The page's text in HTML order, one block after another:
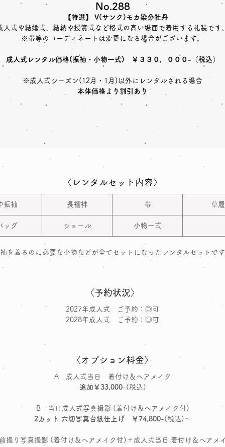
No.288
【特選】 V(サンク)モカ染分牡丹
人式や結婚式、結納や授賞式など格式の高い場面で着用する礼装です
※帯等のコーディネートは変更になる場合がございます。
成人式レンタル価格(振袖・小物一式) ￥３３０，０００-（税込）
※成人式シーズン(12月・1月)以外にレンタルされる場合
本体価格より割引あり
〈レンタルセット内容〉
振袖 長襦袢 帯 草履
ッグ ショール 小物一式
を着るのに必要な小物などが全てセットになったレンタルセットで
〈予約状況〉
2027年成人式 ご予約：◎可
2028年成人式 ご予約：◎可
〈オプション料金〉
A 成人式当日 着付け＆ヘアメイク
追加￥33,000-(税込)
B 当日成人式写真撮影 (着付け＆ヘアメイク付)
2カット 六切写真台紙仕上げ ￥74,800-(税込)～
撮り写真撮影 (着付け＆ヘアメイク付)＋成人式当日 着付け＆ヘアメ